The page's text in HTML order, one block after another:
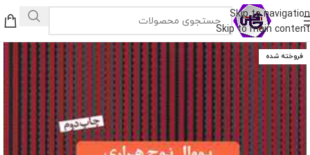
Skip to navigation
Skip to main content
فروخته شده